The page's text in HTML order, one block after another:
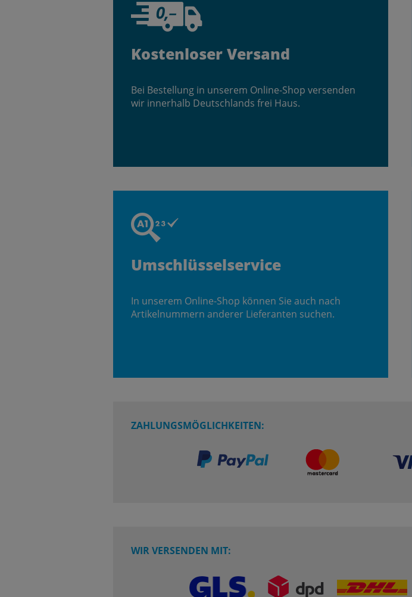
Kostenloser Versand
Bei Bestellung in unserem Online-Shop versenden
wir innerhalb Deutschlands frei Haus.
Umschlüsselservice
In unserem Online-Shop können Sie auch nach
Artikelnummern anderer Lieferanten suchen.
ZAHLUNGSMÖGLICHKEITEN:
WIR VERSENDEN MIT: